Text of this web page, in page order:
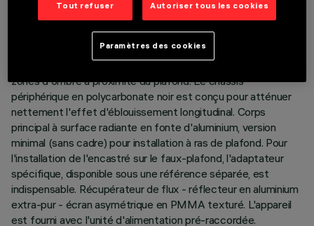
Appareil miniaturisé encastrable linéaire pour sources LED.
Malgré les dimensions extrêmement réduites du produit, la
technologie brevetée du système otique garantit une
zones d'ombre à proximité du plafond. Le châssis
périphérique en polycarbonate noir est conçu pour atténuer
nettement l'effet d'éblouissement longitudinal. Corps
principal à surface radiante en fonte d'aluminium, version
minimal (sans cadre) pour installation à ras de plafond. Pour
l'installation de l'encastré sur le faux-plafond, l'adaptateur
spécifique, disponible sous une référence séparée, est
indispensable. Récupérateur de flux - réflecteur en aluminium
extra-pur - écran asymétrique en PMMA texturé. L'appareil
est fourni avec l'unité d'alimentation pré-raccordée.
Tout refuser Autoriser tous les cookies
Paramètres des cookies